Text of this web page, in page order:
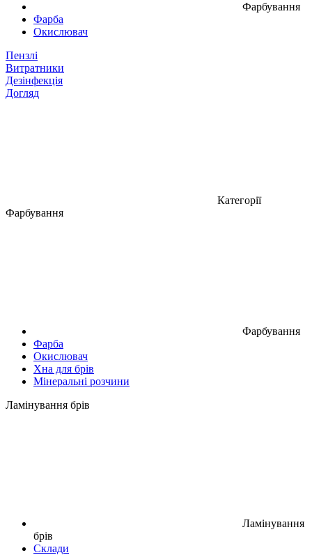
Фарбування
Фарба
Окислювач
Пензлі
Витратники
Дезінфекція
Догляд
Категорії
Фарбування
Фарбування
Фарба
Окислювач
Хна для брів
Мінеральні розчини
Ламінування брів
Ламінування
брів
Склади